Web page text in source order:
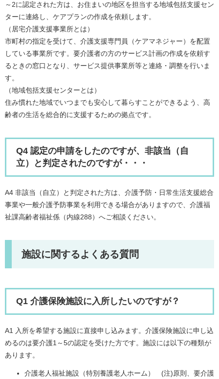
～2に認定された方は、お住まいの地区を担当する地域包括支援セン
ターに連絡し、ケアプランの作成を依頼します。
（居宅介護支援事業所とは）
市町村の指定を受けて、介護支援専門員（ケアマネジャー）を配置
している事業所です。要介護者の方のサービス計画の作成を依頼す
るときの窓口となり、サービス提供事業所等と連絡・調整を行いま
す。
（地域包括支援センターとは）
住み慣れた地域でいつまでも安心して暮らすことができるよう、高
齢者の生活を総合的に支援するための拠点です。
Q4 認定の申請をしたのですが、非該当（自
立）と判定されたのですが・・・
A4 非該当（自立）と判定された方は、介護予防・日常生活支援総合
事業や一般介護予防事業を利用できる場合がありますので、介護福
祉課高齢者福祉係（内線288）へご相談ください。
施設に関するよくある質問
Q1 介護保険施設に入所したいのですが？
A1 入所を希望する施設に直接申し込みます。介護保険施設に申し込
めるのは要介護1～5の認定を受けた方です。施設には以下の種類が
あります。
介護老人福祉施設（特別養護老人ホーム） (注)原則、要介護